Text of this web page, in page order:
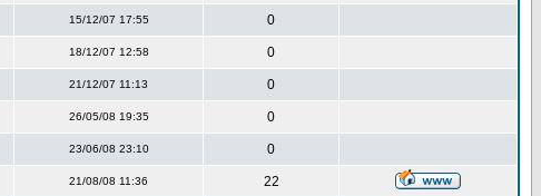
15/12/07 17:55 0
18/12/07 12:58 0
21/12/07 11:13 0
26/05/08 19:35 0
23/06/08 23:10 0
21/08/08 11:36 22